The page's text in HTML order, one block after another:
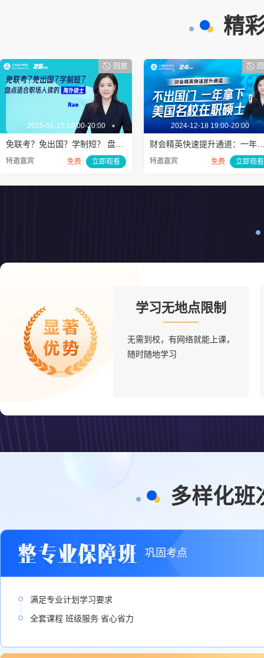
精
2025-01-15 19:00-20:00
特邀嘉宾 免费 立即观看
回放
2024-12-18 19:00-20:00
特邀嘉宾 免费 立即观看
学习无地点限制
无需到校，有网络就能上课，
随时随地学习
多样化班
巩固考点
满足专业计划学习要求
全套课程 班级服务 省心省力